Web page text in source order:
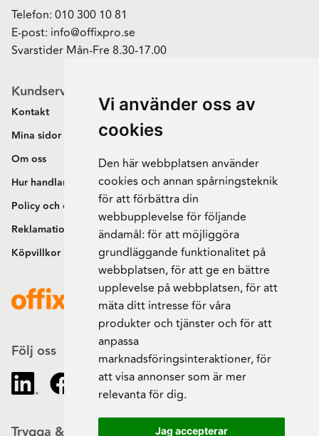
Vi använder oss av
cookies
Den här webbplatsen använder
cookies och annan spårningsteknik
för att förbättra din
webbupplevelse för följande
ändamål: för att möjliggöra
grundläggande funktionalitet på
webbplatsen,för att ge en bättre
upplevelse på webbplatsen,för att
mäta ditt intresse för våra
produkter och tjänster och för att
anpassa
marknadsföringsinteraktioner,för
att visa annonser som är mer
relevanta för dig.
Jag accepterar
Telefon: 010 300 10 81
E-post: info@offixpro.se
Svarstider Mån-Fre 8.30-17.00
Kundservice
Kontakt
Mina sidor
Om oss
Hur handlar jag?
Policy och cookies
Reklamation och retur
Köpvillkor
Följ oss